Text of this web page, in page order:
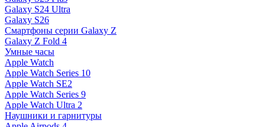
Galaxy S24 Ultra
Galaxy S26
Смартфоны серии Galaxy Z
Galaxy Z Fold 4
Умные часы
Apple Watch
Apple Watch Series 10
Apple Watch SE2
Apple Watch Series 9
Apple Watch Ultra 2
Наушники и гарнитуры